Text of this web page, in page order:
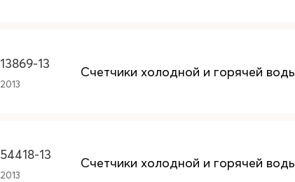
13869-13
2013
Счетчики холодной и горячей
54418-13
2013
Счетчики холодной и горячей